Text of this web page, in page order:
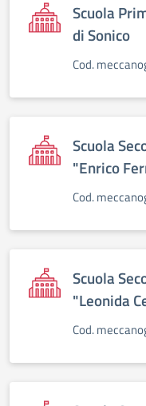
Scuola
di Sonico
Cod.
Scuola
"Enrico
Cod.
Scuola
"Leonida
Cod.